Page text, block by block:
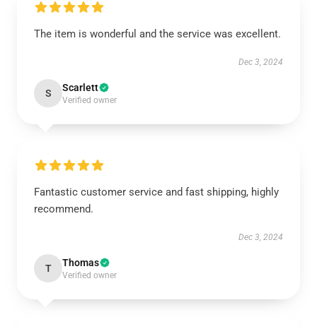
The item is wonderful and the service was excellent.
Dec 3, 2024
S Scarlett
Verified owner
Fantastic customer service and fast shipping, highly
recommend.
Dec 3, 2024
T Thomas
Verified owner